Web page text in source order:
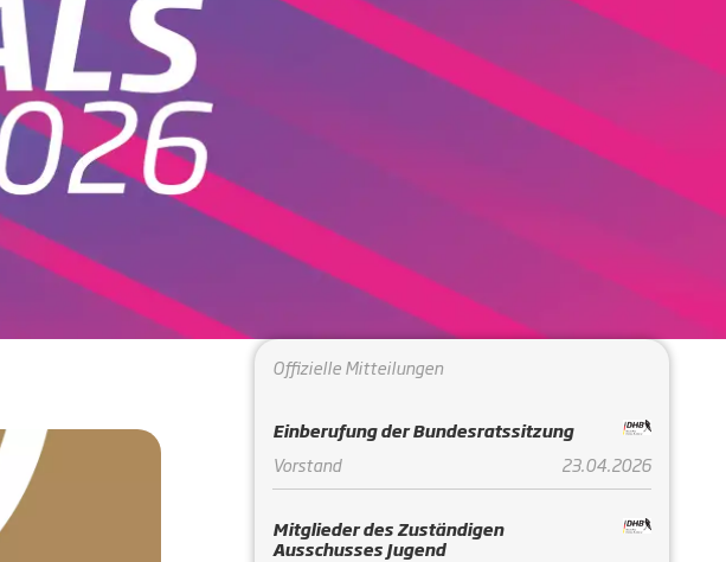
Offizielle Mitteilungen
Einberufung der Bundesratssitzung
Vorstand
23.04.2026
Mitglieder des Zuständigen
Ausschusses Jugend